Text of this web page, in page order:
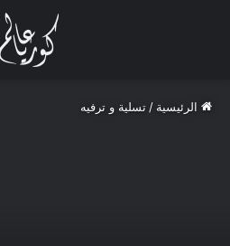
الرئيسية / تسلية و ترفيه